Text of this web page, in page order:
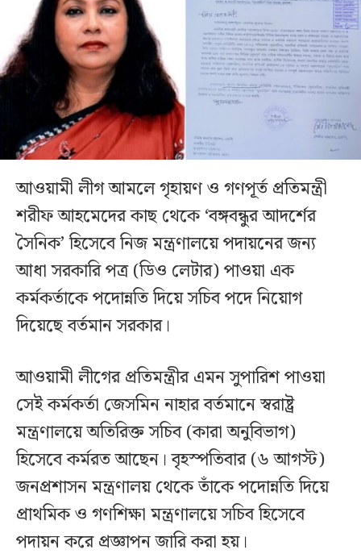
আওয়ামী লীগ আমলে গৃহায়ণ ও গণপূর্ত প্রতিমন্ত্রী
শরীফ আহমেদের কাছ থেকে ‘বঙ্গবন্ধুর আদর্শের
সৈনিক’ হিসেবে নিজ মন্ত্রণালয়ে পদায়নের জন্য
আধা সরকারি পত্র (ডিও লেটার) পাওয়া এক
কর্মকর্তাকে পদোন্নতি দিয়ে সচিব পদে নিয়োগ
দিয়েছে বর্তমান সরকার।
আওয়ামী লীগের প্রতিমন্ত্রীর এমন সুপারিশ পাওয়া
সেই কর্মকর্তা জেসমিন নাহার বর্তমানে স্বরাষ্ট্র
মন্ত্রণালয়ে অতিরিক্ত সচিব (কারা অনুবিভাগ)
হিসেবে কর্মরত আছেন। বৃহস্পতিবার (৬ আগস্ট)
জনপ্রশাসন মন্ত্রণালয় থেকে তাঁকে পদোন্নতি দিয়ে
প্রাথমিক ও গণশিক্ষা মন্ত্রণালয়ে সচিব হিসেবে
পদায়ন করে প্রজ্ঞাপন জারি করা হয়।